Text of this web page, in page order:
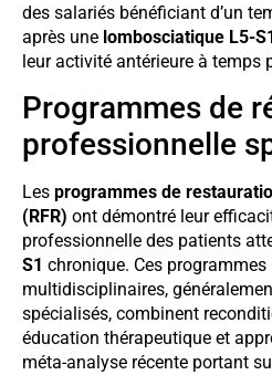
des salariés bénéficiant d’un
après une lombosciatique L5-
leur activité antérieure à temps
Programmes de
professionnelle
Les programmes de
(RFR) ont démontré leur
professionnelle des patients
S1 chronique. Ces
multidisciplinaires,
spécialisés, combinent
éducation thérapeutique et
méta-analyse récente portant